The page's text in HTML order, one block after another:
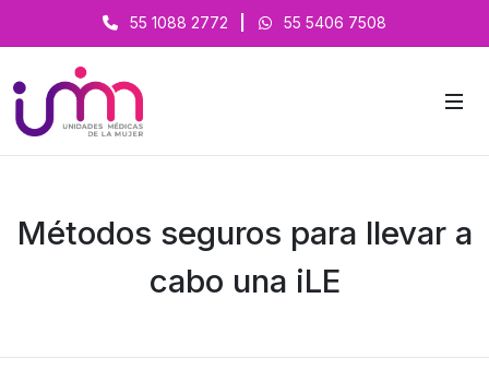
55 1088 2772 55 5406 7508
Métodos seguros para llevar a
cabo una iLE